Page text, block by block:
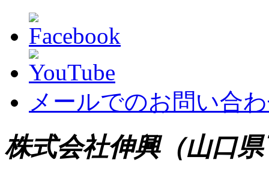
メールでのお問い合
株式会社伸興（山口